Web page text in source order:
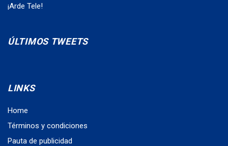
¡Arde Tele!
ÚLTIMOS TWEETS
LINKS
Home
Términos y condiciones
Pauta de publicidad